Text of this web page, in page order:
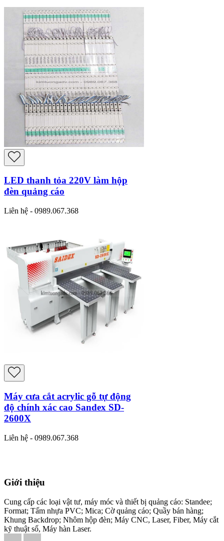
LED thanh tỏa 220V làm hộp
đèn quảng cáo
Liên hệ - 0989.067.368
Máy cưa cắt acrylic gỗ tự động
độ chính xác cao Sandex SD-
2600X
Liên hệ - 0989.067.368
Giới thiệu
Cung cấp các loại vật tư, máy móc và thiết bị quảng cáo: Standee;
Format; Tấm nhựa PVC; Mica; Cờ quảng cáo; Quầy bán hàng;
Khung Backdrop; Nhôm hộp đèn; Máy CNC, Laser, Fiber, Máy cắt
kỹ thuật số, Máy hàn Laser.